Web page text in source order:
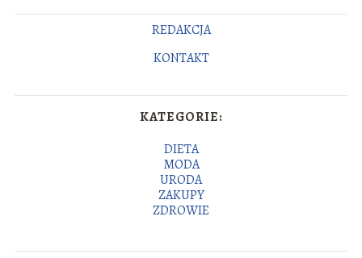
REDAKCJA
KONTAKT
KATEGORIE:
DIETA
MODA
URODA
ZAKUPY
ZDROWIE